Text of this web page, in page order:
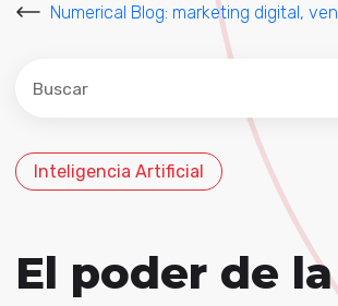
Numerical Blog: marketing digital,
Este es un campo de búsqueda con
No hay sugerencias porque el
Inteligencia Artificial
El poder de la